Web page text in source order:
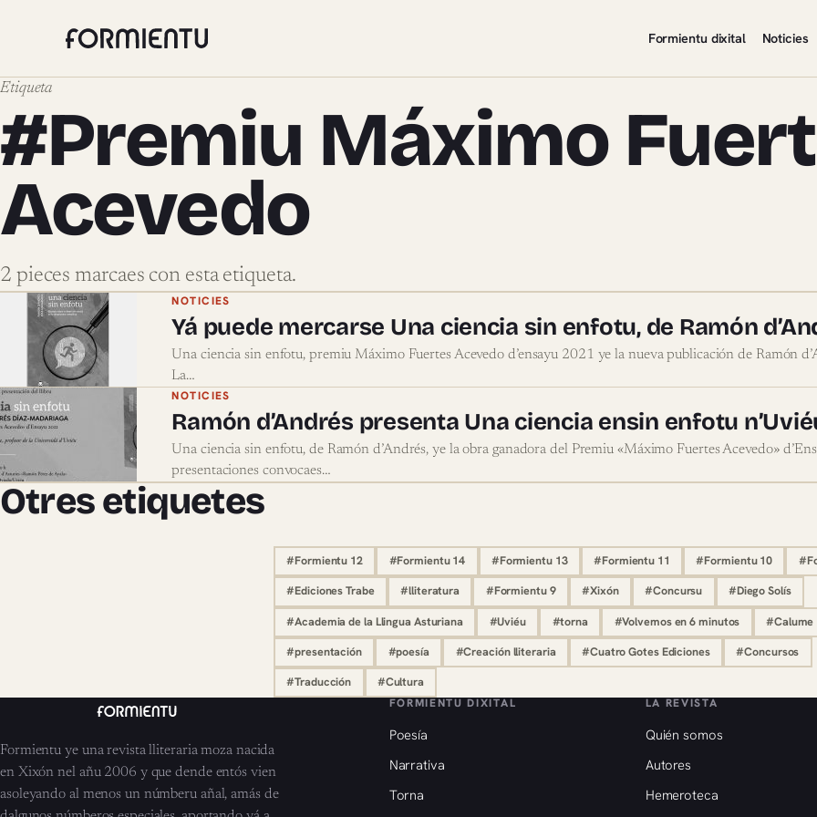
Formientu dixital Noticies
Etiqueta
#Premiu Máximo
Acevedo
2 pieces marcaes con esta etiqueta.
Pieces marcaes con #Premiu Máximo Fuertes
NOTICIES
Yá puede mercarse Una ciencia sin enfotu, de Ramón
Una ciencia sin enfotu, premiu Máximo Fuertes Acevedo d’ensayu 2021 ye la nueva publicación de Ramón
La…
NOTICIES
Ramón d’Andrés presenta Una ciencia ensin enfotu
Una ciencia sin enfotu, de Ramón d’Andrés, ye la obra ganadora del Premiu «Máximo Fuertes Acevedo»
presentaciones convocaes…
Otres etiquetes
#Formientu 12 #Formientu 14 #Formientu 13 #Formientu 11 #Formientu 10
#Ediciones Trabe #lliteratura #Formientu 9 #Xixón #Concursu #Diego Solís
#Academia de la Llingua Asturiana #Uviéu #torna #Volvemos en 6 minutos #Calume
#presentación #poesía #Creación lliteraria #Cuatro Gotes Ediciones #Concursos
#Traducción #Cultura
Formientu ye una revista lliteraria moza nacida
en Xixón nel añu 2006 y que dende entós vien
asoleyando al menos un númberu añal, amás de
FORMIENTU DIXITAL
Poesía
Narrativa
Torna
LA REVISTA
Quién somos
Autores
Hemeroteca